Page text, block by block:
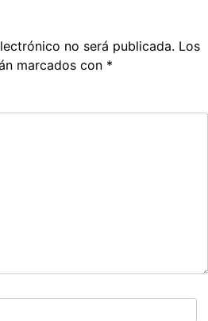
no será publicada. Los
marcados con *